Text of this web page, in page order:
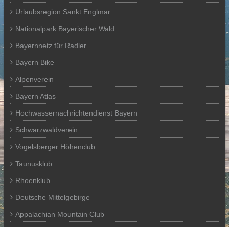
Urlaubsregion Sankt Englmar
Nationalpark Bayerischer Wald
Bayernnetz für Radler
Bayern Bike
Alpenverein
Bayern Atlas
Hochwassernachrichtendienst Bayern
Schwarzwaldverein
Vogelsberger Höhenclub
Taunusklub
Rhoenklub
Deutsche Mittelgebirge
Appalachian Mountain Club